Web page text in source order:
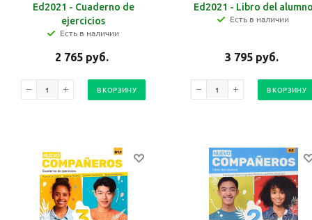
Ed2021 - Cuaderno de
ejercicios
Есть в наличии
2 765 руб.
В КОРЗИНУ
Ed2021 - Libro del
Есть в наличии
3 795 руб.
В КОРЗИНУ